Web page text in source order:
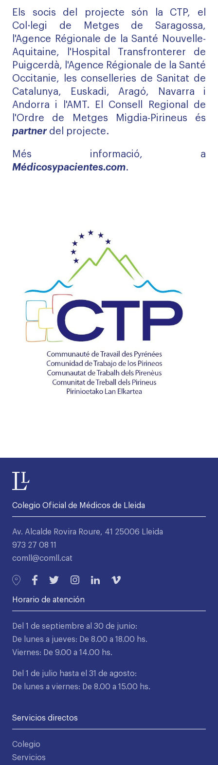
Els socis del projecte són la CTP, el
Col·legi de Metges de Saragossa,
l'Agence Régionale de la Santé Nouvelle-
Aquitaine, l'Hospital Transfronterer de
Puigcerdà, l'Agence Régionale de la Santé
Occitanie, les conselleries de Sanitat de
Catalunya, Euskadi, Aragó, Navarra i
Andorra i l'AMT. El Consell Regional de
l'Ordre de Metges Migdia-Pirineus és
partnerdel projecte.
Més informació, a
Médicosypacientes.com.
Colegio Oficial de Médicos de Lleida
Av. Alcalde Rovira Roure, 41 25006 Lleida
973 27 08 11
comll@comll.cat
Horario de atención
Del 1 de septiembre al 30 de junio:
De lunes a jueves: De 8.00 a 18.00 hs.
Viernes: De 9.00 a 14.00 hs.
Del 1 de julio hasta el 31 de agosto:
De lunes a viernes: De 8.00 a 15.00 hs.
Servicios directos
Colegio
Servicios